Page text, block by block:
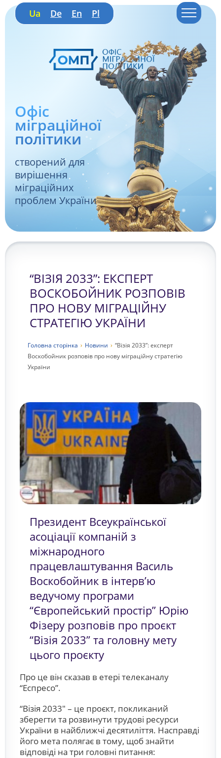
Ua De En Pl
Офіс
міграційної
політики
створений для
вирішення
міграційних
проблем України
“ВІЗІЯ 2033”: ЕКСПЕРТ
ВОСКОБОЙНИК РОЗПОВІВ
ПРО НОВУ МІГРАЦІЙНУ
СТРАТЕГІЮ УКРАЇНИ
Головна сторiнка › Новини › “Візія 2033”: експерт
Воскобойник розповів про нову міграційну стратегію
України
Президент Всеукраїнської
асоціації компаній з
міжнародного
працевлаштування Василь
Воскобойник в інтерв’ю
ведучому програми
“Європейський простір” Юрію
Фізеру розповів про проєкт
“Візія 2033” та головну мету
цього проєкту
Про це він сказав в етері телеканалу
“Еспресо”.
“Візія 2033″ – це проєкт, покликаний
зберегти та розвинути трудові ресурси
України в найближчі десятиліття. Насправді
його мета полягає в тому, щоб знайти
відповіді на три головні питання: